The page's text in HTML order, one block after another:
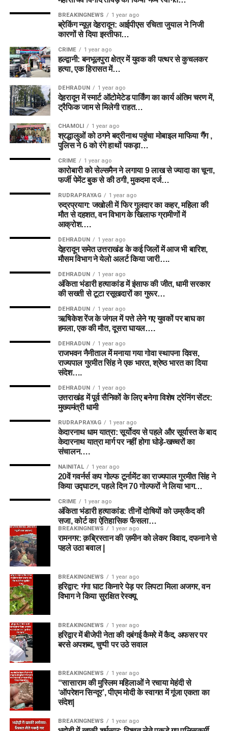
BREAKINGNEWS 1 year ago
ब्रेकिंग न्यूज़ देहरादून: आईपीएस रचिता जुयाल ने निजी
कारणों से दिया इस्तीफा…
CRIME 1 year ago
हल्द्वानी: बनभूलपुरा क्षेत्र में युवक की पत्थर से कुचलकर
हत्या, एक हिरासत में…
DEHRADUN 1 year ago
देहरादून में स्मार्ट ऑटोमेटेड पार्किंग का कार्य अंतिम चरण में,
ट्रैफिक जाम से मिलेगी राहत…
CHAMOLI 1 year ago
श्रद्धालुओं को ठगने बद्रीनाथ पहुंचा मोबाइल माफिया गैंग ,
पुलिस ने 6 को रंगे हाथों पकड़ा…
CRIME 1 year ago
कारोबारी को सेल्समैन ने लगाया 9 लाख से ज्यादा का चूना,
फर्जी पेमेंट बुक से की ठगी, मुकदमा दर्ज…
RUDRAPRAYAG 1 year ago
रुद्रप्रयाग: जखोली में फिर गुलदार का कहर, महिला की
मौत से दहशत, वन विभाग के खिलाफ ग्रामीणों में
आक्रोश….
DEHRADUN 1 year ago
देहरादून समेत उत्तराखंड के कई जिलों में आज भी बारिश,
मौसम विभाग ने येलो अलर्ट किया जारी….
DEHRADUN 1 year ago
अंकिता भंडारी हत्याकांड में इंसाफ की जीत, धामी सरकार
की सख्ती से टूटा रसूखदारों का गुरूर…
DEHRADUN 1 year ago
ऋषिकेश रेंज के जंगल में पत्ते लेने गए युवकों पर बाघ का
हमला, एक की मौत, दूसरा घायल….
DEHRADUN 1 year ago
राजभवन नैनीताल में मनाया गया गोवा स्थापना दिवस,
राज्यपाल गुरमीत सिंह ने एक भारत, श्रेष्ठ भारत का दिया
संदेश….
DEHRADUN 1 year ago
उत्तराखंड में पूर्व सैनिकों के लिए बनेगा विशेष ट्रेनिंग सेंटर:
मुख्यमंत्री धामी
RUDRAPRAYAG 1 year ago
केदारनाथ धाम यात्रा: सूर्योदय से पहले और सूर्यास्त के बाद
केदारनाथ यात्रा मार्ग पर नहीं होगा घोड़े-खच्चरों का
संचालन….
NAINITAL 1 year ago
20वें गवर्नर्स कप गोल्फ टूर्नामेंट का राज्यपाल गुरमीत सिंह ने
किया उद्घाटन, पहले दिन 70 गोल्फरों ने लिया भाग…
CRIME 1 year ago
अंकिता भंडारी हत्याकांड: तीनों दोषियों को उम्रकैद की
सजा, कोर्ट का ऐतिहासिक फैसला…
BREAKINGNEWS 1 year ago
रामनगर: क़ब्रिस्तान की ज़मीन को लेकर विवाद, दफनाने से
पहले उठा बवाल |
BREAKINGNEWS 1 year ago
हरिद्वार: गंगा घाट किनारे पेड़ पर लिपटा मिला अजगर, वन
विभाग ने किया सुरक्षित रेस्क्यू
BREAKINGNEWS 1 year ago
हरिद्वार में बीजेपी नेता की दबंगई कैमरे में कैद, अफसर पर
बरसे अपशब्द, चुप्पी पर उठे सवाल
BREAKINGNEWS 1 year ago
“सासाराम की मुस्लिम महिलाओं ने रचाया मेहंदी से
‘ऑपरेशन सिन्दूर’, पीएम मोदी के स्वागत में गूंजा एकता का
संदेश|
BREAKINGNEWS 1 year ago